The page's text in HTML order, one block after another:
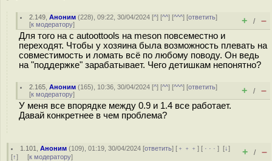
2.149 ,Аноним (228), 09:22, 30/04/2024 [^] [^^] [^^^] [ответить]
[к модератору] + / –
Для того на с autoottools на meson повсеместно и
переходят. Чтобы у хозяина была возможность плевать на
совместимость и ломать всё по любому поводу. Он ведь
на "поддержке" зарабатывает. Чего детишкам непонятно?
2.165 ,Аноним (165), 10:36, 30/04/2024 [^] [^^] [^^^] [ответить]
[к модератору] + / –
У меня все впорядке между 0.9 и 1.4 все работает.
Давай конкретнее в чем проблема?
1.101 ,Аноним (109), 01:19, 30/04/2024 [ответить] [ ﹢﹢﹢] [ · · ·][↓]
[↑] [к модератору] + / –